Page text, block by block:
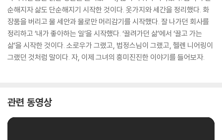
순해지자 삶도 단순해지기 시작한 것이다. 옷가지와 세간을 정리했다. 화
장품을 버리고 물 세안과 물로만 머리감기를 시작했다. 잘 나가던 회사를
정리하고 ‘내가 좋아하는 일’을 시작했다. ‘끌려가던 삶’에서 ‘끌고 가는
삶’을 시작한 것이다. 소로우가 그랬고, 법정스님이 그랬고, 헬렌 니어링이
그랬던 것처럼 말이다. 자, 이제 그녀의 흥미진진한 이야기를 들어보자.
관련 동영상